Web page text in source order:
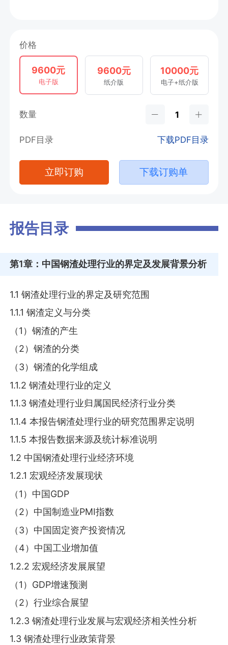
价格
9600元
电子版
9600元
纸介版
10000元
电子+纸介版
数量
PDF目录 下载PDF目录
立即订购 下载订购单
报告目录
第1章 ：中国钢渣处理行业的界定及发展背景分析
1.1 钢渣处理行业的界定及研究范围
1.1.1 钢渣定义与分类
（1）钢渣的产生
（2）钢渣的分类
（3）钢渣的化学组成
1.1.2 钢渣处理行业的定义
1.1.3 钢渣处理行业归属国民经济行业分类
1.1.4 本报告钢渣处理行业的研究范围界定说明
1.1.5 本报告数据来源及统计标准说明
1.2 中国钢渣处理行业经济环境
1.2.1 宏观经济发展现状
（1）中国GDP
（2）中国制造业PMI指数
（3）中国固定资产投资情况
（4）中国工业增加值
1.2.2 宏观经济发展展望
（1）GDP增速预测
（2）行业综合展望
1.2.3 钢渣处理行业发展与宏观经济相关性分析
1.3 钢渣处理行业政策背景